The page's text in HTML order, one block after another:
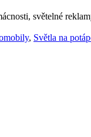
světelné
, Světla na